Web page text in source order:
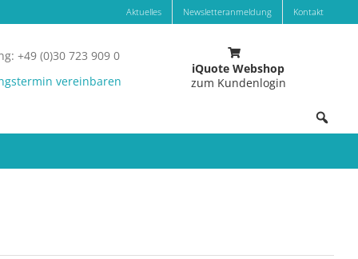
Aktuelles Newsletteranmeldung Kontakt
+49 (0)30 723 909 0
vereinbaren
iQuote Webshop
zum Kundenlogin